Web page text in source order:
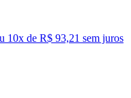
10x de R$ 93,21 sem juros